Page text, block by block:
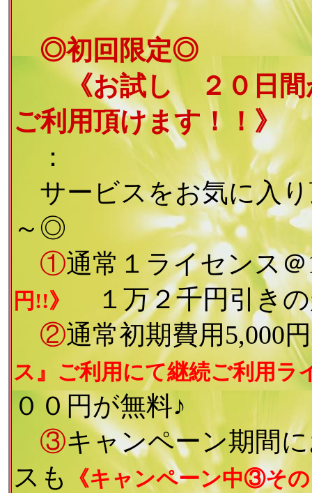
◎初回限定◎
《お試し ２０日間が
ご利用頂けます！！》
：
サービスをお気に入
～◎
①通常１ライセンス＠
円!!》
１万２千円引き
②通常初期費用5,000
ス』ご利用にて継続ご利用ラ
００円が無料♪
③キャンペーン期間
スも
《キャンペーン中③そ